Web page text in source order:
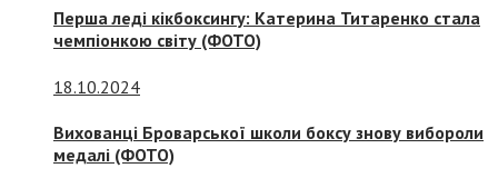
Перша леді кікбоксингу: Катерина Титаренко стала
чемпіонкою світу (ФОТО)
18.10.2024
Вихованці Броварської школи боксу знову вибороли
медалі (ФОТО)